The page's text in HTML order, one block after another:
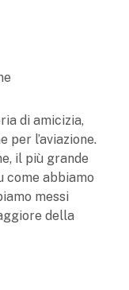
di amicizia,
per l’aviazione.
il più grande
come abbiamo
messi
della